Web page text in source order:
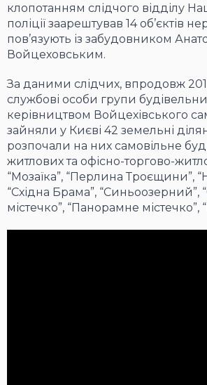
клопотанням слідчого відділу
поліції заарештував 14 об’єктів
пов’язують із забудовником
Войцеховським.
За даними слідчих, впродовж
службові особи групи
керівництвом Войцехівського
зайняли у Києві 42 земельні
розпочали на них самовільне
житлових та офісно-торгово-
“Мозаїка”, “Перлина Троєщини”,
“Східна Брама”, “Синьоозерний”,
містечко”, “Панорамне